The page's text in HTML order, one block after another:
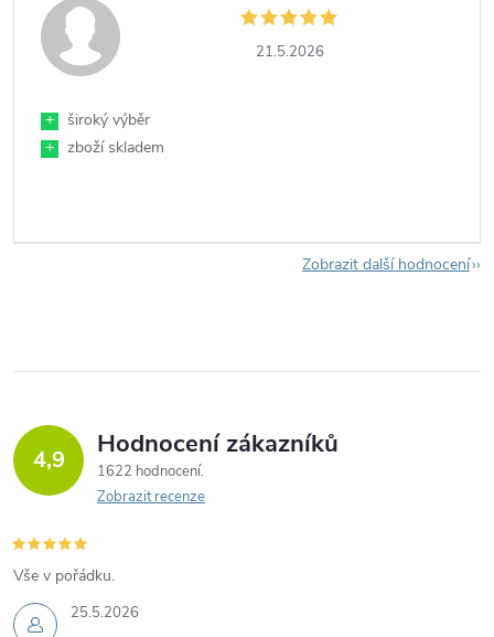
21.5.2026
+
široký výběr
+
zboží skladem
Zobrazit další hodnocení
4,9 Hodnocení zákazníků
1622 hodnocení
Zobrazit recenze
25.5.2026
Vše v pořádku.